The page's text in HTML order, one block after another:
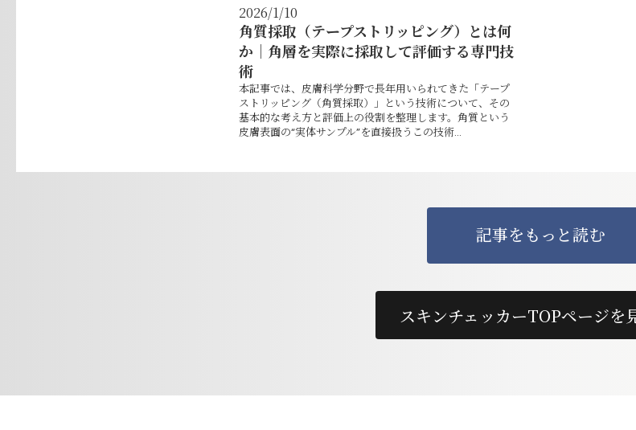
2026/1/10
角質採取（テープストリッピング）とは何
か｜角層を実際に採取して評価する専門技
術
本記事では、皮膚科学分野で長年用いられてきた「テープ
ストリッピング（角質採取）」という技術について、その
基本的な考え方と評価上の役割を整理します。角質という
皮膚表面の“実体サンプル”を直接扱うこの技術...
記事をもっと読む
スキンチェッカーTOPページを